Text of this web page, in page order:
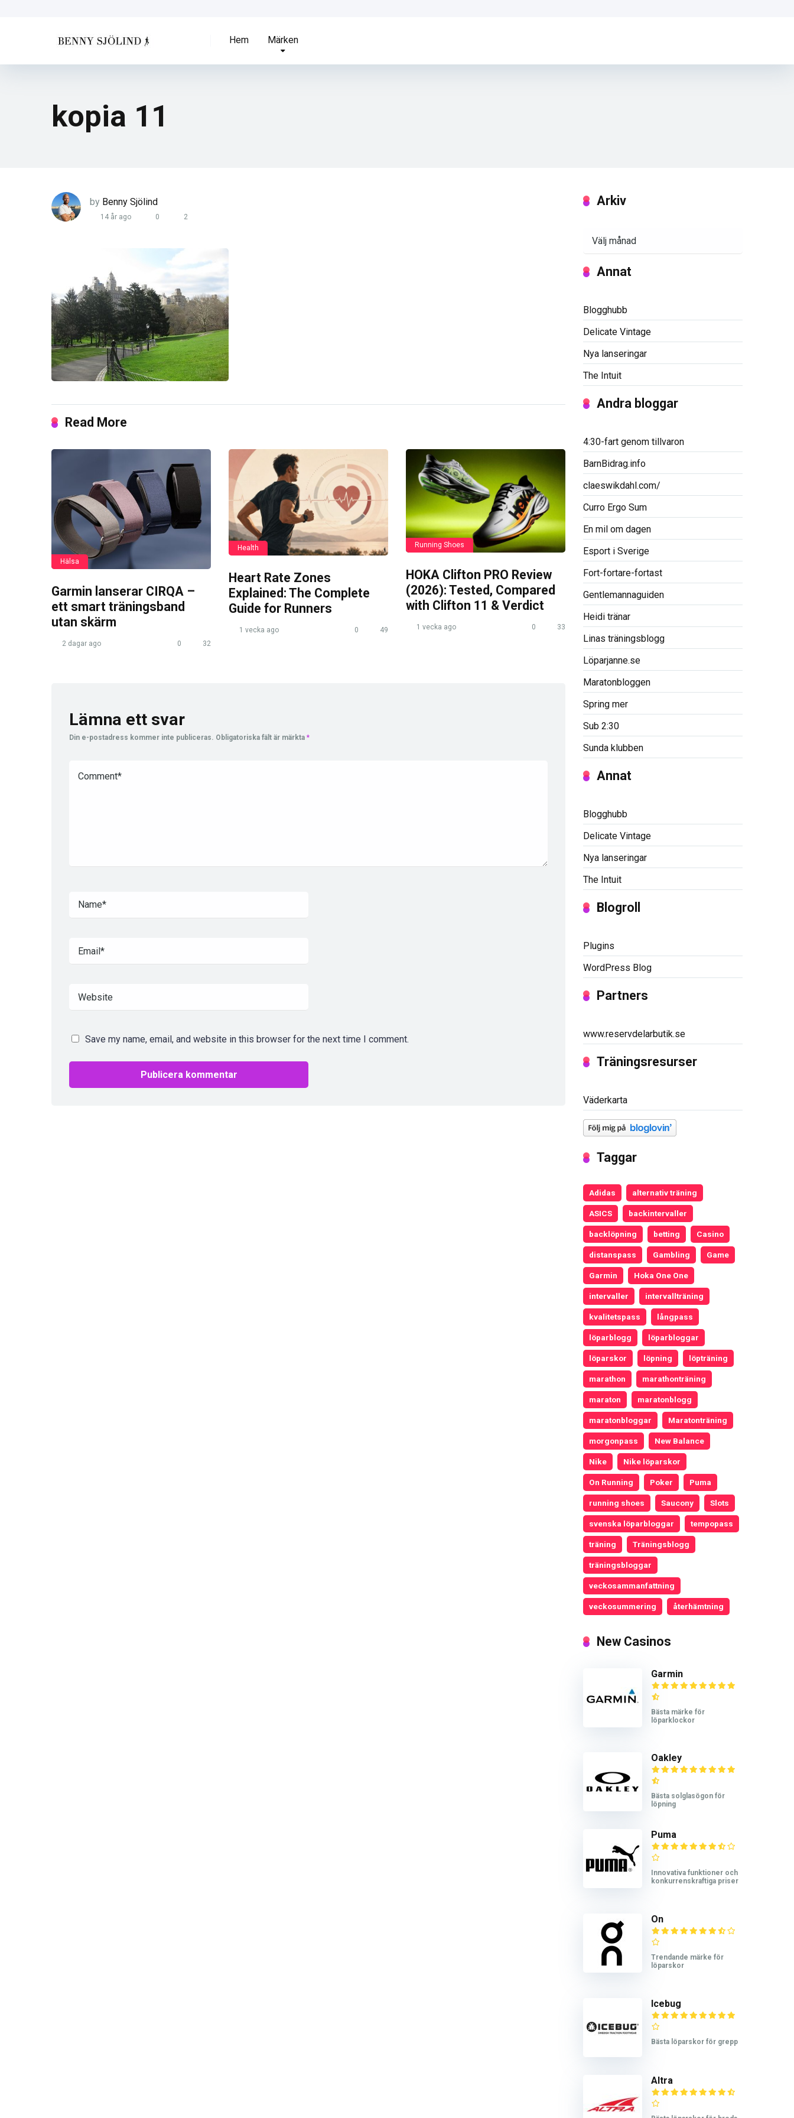
Hem Märken
kopia 11
by Benny Sjölind
14 år ago 0 2
Read More
Hälsa
Garmin lanserar CIRQA –
ett smart träningsband
utan skärm
2 dagar ago 0 32
Health
Heart Rate Zones
Explained: The Complete
Guide for Runners
1 vecka ago 0 49
Running Shoes
HOKA Clifton PRO Review
(2026): Tested, Compared
with Clifton 11 & Verdict
1 vecka ago 0 33
Lämna ett svar
Din e-postadress kommer inte publiceras. Obligatoriska fält är märkta *
Save my name, email, and website in this browser for the next time I comment.
Arkiv
Annat
Blogghubb
Delicate Vintage
Nya lanseringar
The Intuit
Andra bloggar
4:30-fart genom tillvaron
BarnBidrag.info
claeswikdahl.com/
Curro Ergo Sum
En mil om dagen
Esport i Sverige
Fort-fortare-fortast
Gentlemannaguiden
Heidi tränar
Linas träningsblogg
Löparjanne.se
Maratonbloggen
Spring mer
Sub 2:30
Sunda klubben
Annat
Blogghubb
Delicate Vintage
Nya lanseringar
The Intuit
Blogroll
Plugins
WordPress Blog
Partners
www.reservdelarbutik.se
Träningsresurser
Väderkarta
Taggar
Adidas alternativ träning
ASICS backintervaller
backlöpning betting Casino
distanspass Gambling Game
Garmin Hoka One One
intervaller intervallträning
kvalitetspass långpass
löparblogg löparbloggar
löparskor löpning löpträning
marathon marathonträning
maraton maratonblogg
maratonbloggar Maratonträning
morgonpass New Balance
Nike Nike löparskor
On Running Poker Puma
running shoes Saucony Slots
svenska löparbloggar tempopass
träning Träningsblogg
träningsbloggar
veckosammanfattning
veckosummering återhämtning
New Casinos
Garmin
Bästa märke för
löparklockor
Oakley
Bästa solglasögon för
löpning
Puma
Innovativa funktioner och
konkurrenskraftiga priser
On
Trendande märke för
löparskor
Icebug
Bästa löparskor för grepp
Altra